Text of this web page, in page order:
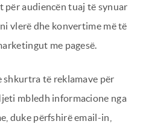
për audiencën tuaj të synuar
vlerë dhe konvertime më të
me pagesë.
shkurtra të reklamave për
mbledh informacione nga
duke përfshirë email-in,